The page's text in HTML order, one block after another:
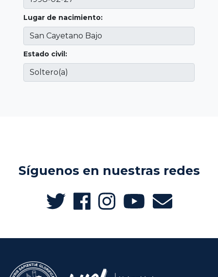
Lugar de nacimiento:
Estado civil:
Síguenos en nuestras redes